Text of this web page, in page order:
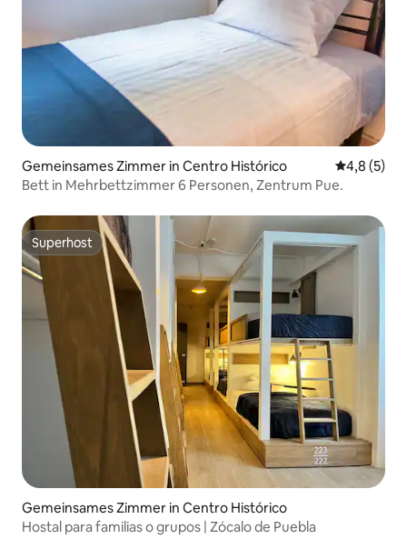
Gemeinsames Zimmer in Centro Histórico
4,8 (5)
Bett in Mehrbettzimmer 6 Personen, Zentrum Pue.
Superhost
Superhost
Gemeinsames Zimmer in Centro Histórico
Hostal para familias o grupos | Zócalo de Puebla